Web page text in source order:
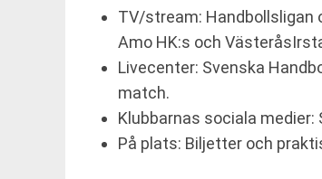
TV/stream: Handbollsligan
Amo HK:s och
Livecenter: Svenska
match.
Klubbarnas sociala
På plats: Biljetter och